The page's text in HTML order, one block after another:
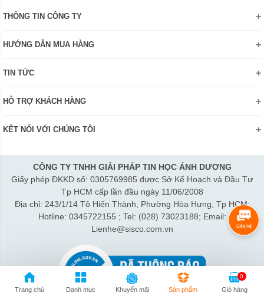
THÔNG TIN CÔNG TY
Chính sách bảo mật thông tin
HƯỚNG DẪN MUA HÀNG
Thanh toán và giao hàng
Hướng dẫn đăng ký tài khoản
Kiểm tra tình trạng đơn hàng
TIN TỨC
Review sản phẩm
HỖ TRỢ KHÁCH HÀNG
Hợp tác: LienHe@sisco.com.vn
Thời gian làm việc từ Thứ 2- Thứ 7:
Sáng 8h15-12h; Chiều 1h15-5h30
Thứ 7 làm đến 3h30 chiều.
KẾT NỐI VỚI CHÚNG TÔI
CÔNG TY TNHH GIẢI PHÁP TIN HỌC ÁNH DƯƠNG
Giấy phép ĐKKD số: 0305769985 được Sở Kế Hoạch và Đầu Tư
Tp HCM cấp lần đầu ngày 11/06/2008
Địa chỉ: 243/1/14 Tô Hiến Thành, Phường Hòa Hưng, Tp HCM;
Hotline: 0345722155 ; Tel: (028) 73023188; Email:
Lienhe@sisco.com.vn
Trang chủ Danh mục Khuyến mãi Sản phẩm
0
Giỏ hàng